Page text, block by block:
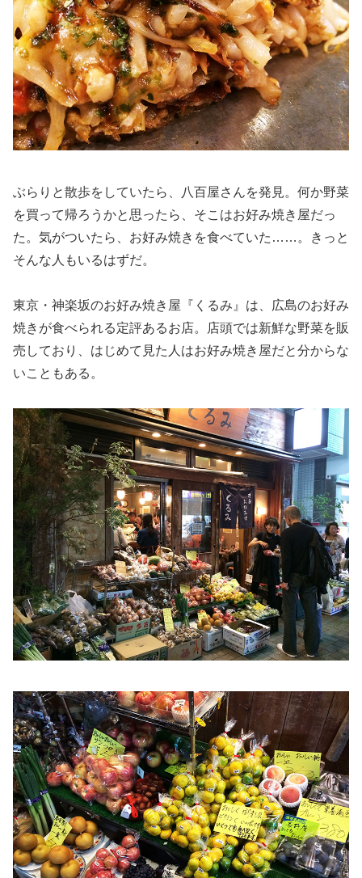
ぶらりと散歩をしていたら、八百屋さんを発見。何か野菜
を買って帰ろうかと思ったら、そこはお好み焼き屋だっ
た。気がついたら、お好み焼きを食べていた……。きっと
そんな人もいるはずだ。
東京・神楽坂のお好み焼き屋『くるみ』は、広島のお好み
焼きが食べられる定評あるお店。店頭では新鮮な野菜を販
売しており、はじめて見た人はお好み焼き屋だと分からな
いこともある。